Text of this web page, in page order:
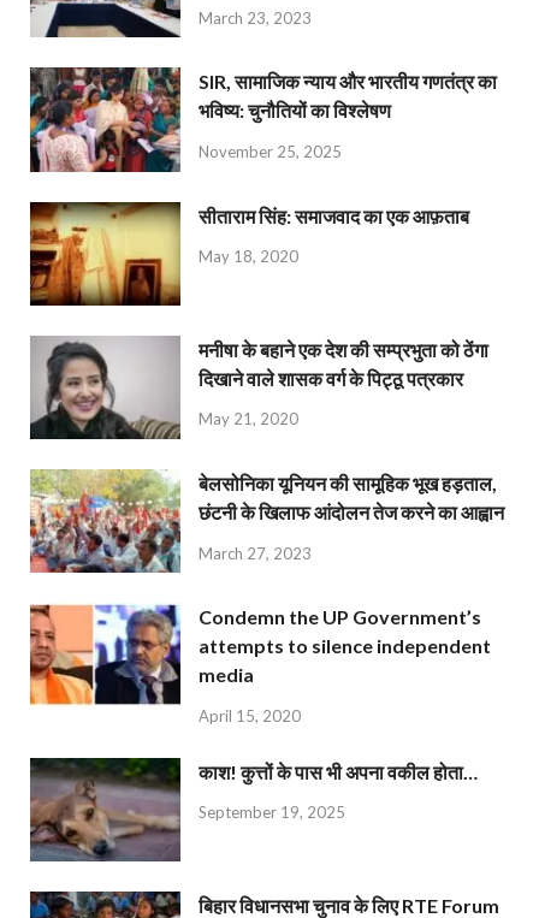
March 23, 2023
SIR, सामाजिक न्याय और भारतीय गणतंत्र का
भविष्य: चुनौतियों का विश्लेषण
November 25, 2025
सीताराम सिंह: समाजवाद का एक आफ़ताब
May 18, 2020
मनीषा के बहाने एक देश की सम्प्रभुता को ठेंगा
दिखाने वाले शासक वर्ग के पिट्ठू पत्रकार
May 21, 2020
बेलसोनिका यूनियन की सामूहिक भूख हड़ताल,
छंटनी के खिलाफ आंदोलन तेज करने का आह्वान
March 27, 2023
Condemn the UP Government’s
attempts to silence independent
media
April 15, 2020
काश! कुत्तों के पास भी अपना वकील होता…
September 19, 2025
बिहार विधानसभा चुनाव के लिए RTE Forum